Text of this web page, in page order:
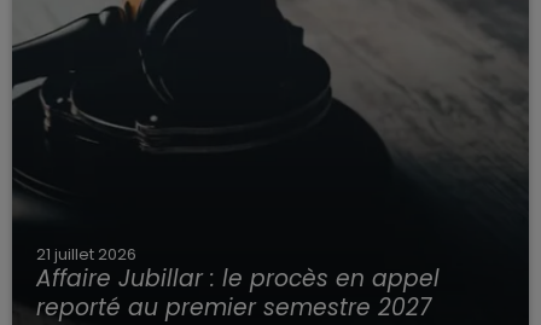
21 juillet 2026
Affaire Jubillar : le procès en appel
reporté au premier semestre 2027